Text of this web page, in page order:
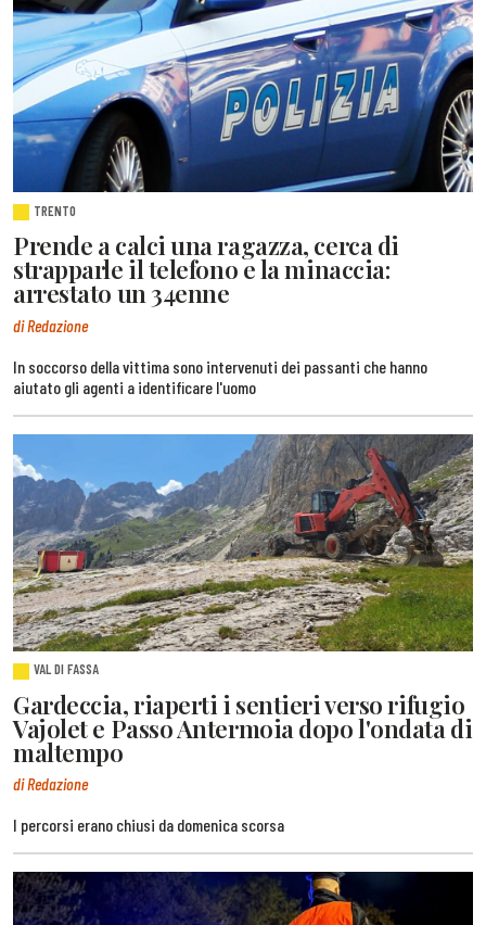
TRENTO
Prende a calci una ragazza, cerca di
strapparle il telefono e la minaccia:
arrestato un 34enne
di Redazione
In soccorso della vittima sono intervenuti dei passanti che hanno
aiutato gli agenti a identificare l'uomo
VAL DI FASSA
Gardeccia, riaperti i sentieri verso rifugio
Vajolet e Passo Antermoia dopo l'ondata di
maltempo
di Redazione
I percorsi erano chiusi da domenica scorsa